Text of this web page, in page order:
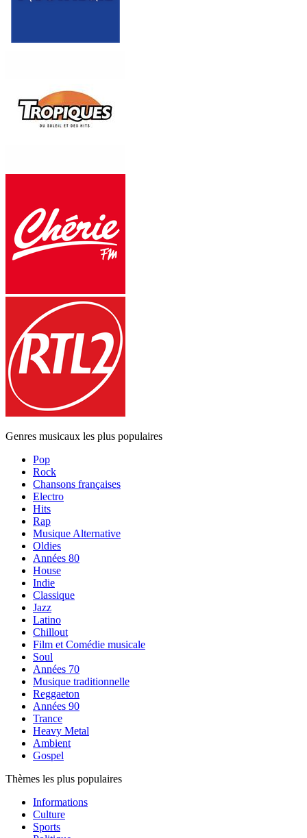
Genres musicaux les plus populaires
Pop
Rock
Chansons françaises
Electro
Hits
Rap
Musique Alternative
Oldies
Années 80
House
Indie
Classique
Jazz
Latino
Chillout
Film et Comédie musicale
Soul
Années 70
Musique traditionnelle
Reggaeton
Années 90
Trance
Heavy Metal
Ambient
Gospel
Thèmes les plus populaires
Informations
Culture
Sports